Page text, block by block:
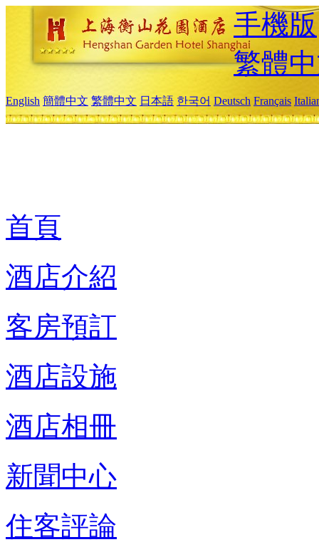
手機版
繁體
English 簡體中文 繁體中文 日本語 한국어 Deutsch Français
首頁
酒店介紹
客房預訂
酒店設施
酒店相冊
新聞中心
住客評論